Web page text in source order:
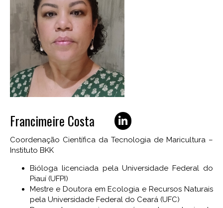
Francimeire Costa
Coordenação Científica da Tecnologia de Maricultura –
Instituto BKK
Bióloga licenciada pela Universidade Federal do
Piauí (UFPI)
Mestre e Doutora em Ecologia e Recursos Naturais
pela Universidade Federal do Ceará (UFC)